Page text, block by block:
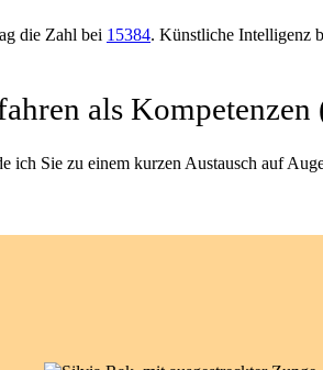
die Zahl bei 15384. Künstliche Intelligenz
als
Sie zu einem kurzen Austausch auf